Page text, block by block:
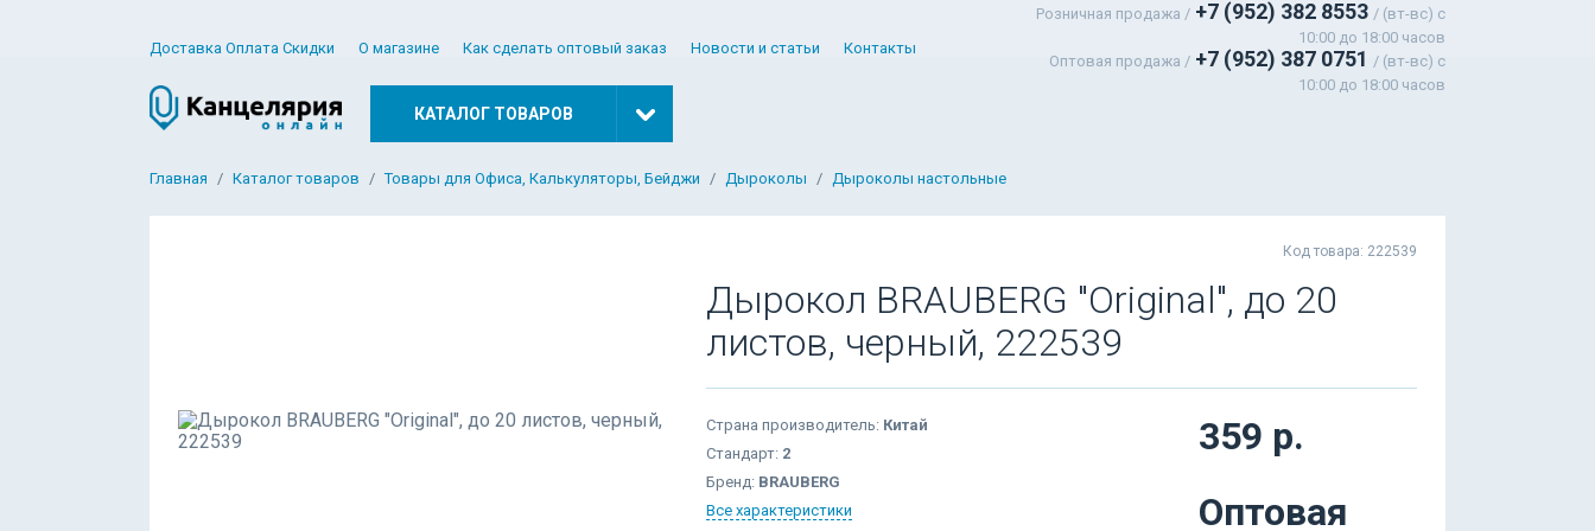
Доставка Оплата Скидки О магазине Как сделать оптовый заказ Новости и статьи Контакты
Розничная продажа / +7 (952) 382 8553 / (вт-вс) c
10:00 до 18:00 часов
Оптовая продажа / +7 (952) 387 0751 / (вт-вс) с
10:00 до 18:00 часов
КАТАЛОГ ТОВАРОВ
Главная Каталог товаров Товары для Офиса, Калькуляторы, Бейджи Дыроколы Дыроколы настольные
Код товара: 222539
Дырокол BRAUBERG "Original", до 20
листов, черный, 222539
Страна производитель: Китай
Стандарт: 2
Бренд: BRAUBERG
Все характеристики
359 р.
Оптовая